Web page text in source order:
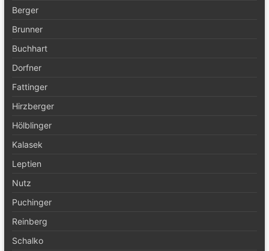
Berger
Brunner
Buchhart
Dorfner
Fattinger
Hirzberger
Hölblinger
Kalasek
Leptien
Nutz
Puchinger
Reinberg
Schalko